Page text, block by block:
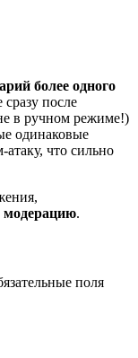
более одного
после
в ручном режиме!)
одинаковые
что сильно
модерацию.
поля